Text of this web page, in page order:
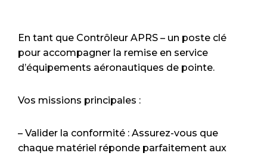
En tant que Contrôleur APRS – un poste clé
pour accompagner la remise en service
d’équipements aéronautiques de pointe.
Vos missions principales :
– Valider la conformité : Assurez-vous que
chaque matériel réponde parfaitement aux